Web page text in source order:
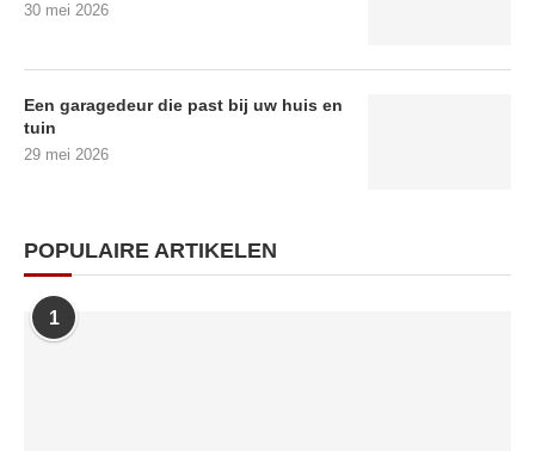
30 mei 2026
Een garagedeur die past bij uw huis en
tuin
29 mei 2026
POPULAIRE ARTIKELEN
1